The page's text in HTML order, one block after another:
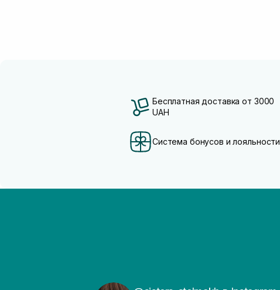
Бесплатная доставка от 3000
UAH
Система бонусов и лояльности